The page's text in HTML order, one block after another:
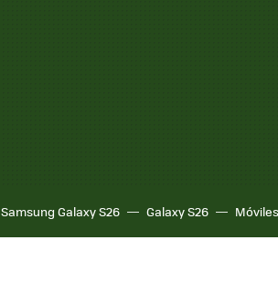
Samsung Galaxy S26 Galaxy S26 Móviles